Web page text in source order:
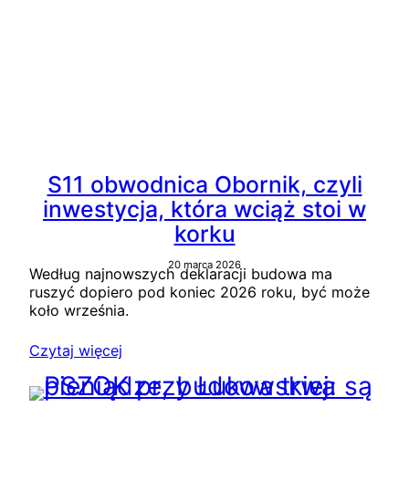
S11 obwodnica Obornik, czyli
inwestycja, która wciąż stoi w
korku
20 marca 2026
Według najnowszych deklaracji budowa ma
ruszyć dopiero pod koniec 2026 roku, być może
koło września.
Czytaj więcej